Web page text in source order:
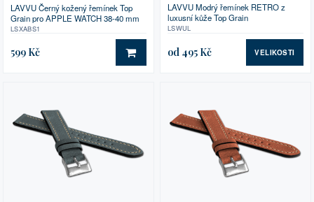
LAVVU Černý kožený řemínek Top
Grain pro APPLE WATCH 38-40 mm
LSXABS1
599 Kč DO KOŠÍKU
LAVVU Modrý řemínek RETRO z
luxusní kůže Top Grain
LSWUL
od 495 Kč VELIKOSTI